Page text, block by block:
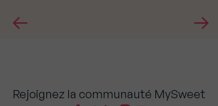
Rejoignez la communauté MySweet